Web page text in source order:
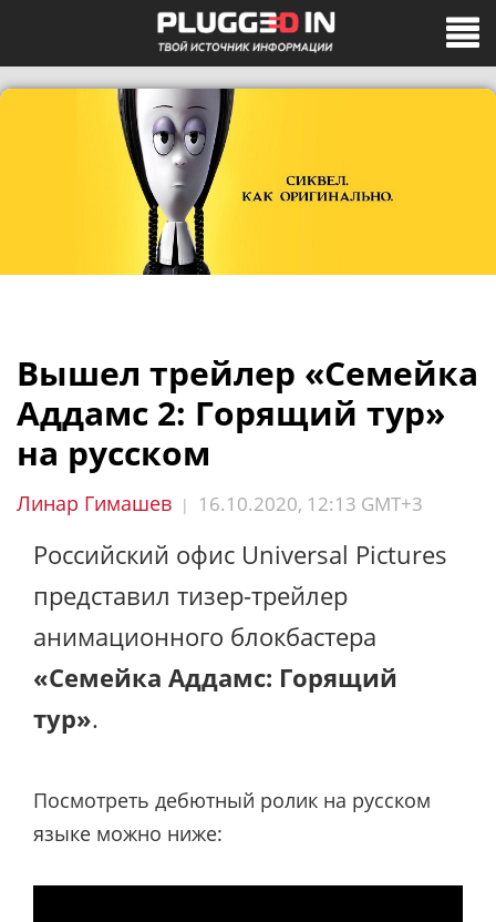
Вышел трейлер «Семейка
Аддамс 2: Горящий тур»
на русском
Линар Гимашев | 16.10.2020, 12:13 GMT+3
Российский офис Universal Pictures
представил тизер-трейлер
анимационного блокбастера
«Семейка Аддамс: Горящий
тур».
Посмотреть дебютный ролик на русском
языке можно ниже: